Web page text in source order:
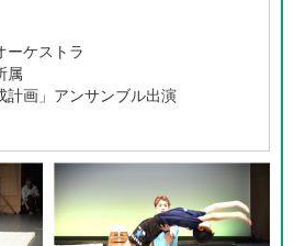
ーケストラ
属
計画」アンサンブル出演